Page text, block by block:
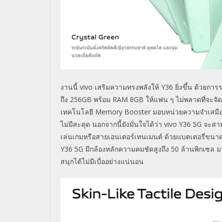
งานนี้ vivo เสริมความทรงพลังให้ Y36 ยิ่งขึ้น ด้วยการ
ถึง 256GB พร้อม RAM 8GB ให้แฟน ๆ ไม่พลาดที่จะจั
เทคโนโลยี Memory Booster มอบหน่วยความจำเสมื
ไม่มีสะดุด นอกจากนี้ยังมั่นใจได้ว่า vivo Y36 5G จะสา
เล่นเกมหรือสายเอนเตอร์เทนเมนต์ ด้วยแบตเตอรี่ขน
Y36 5G มีกล้องหลักความคมชัดสูงถึง 50 ล้านพิกเซล
สนุกได้ไม่มีเบื่ออย่างแน่นอน